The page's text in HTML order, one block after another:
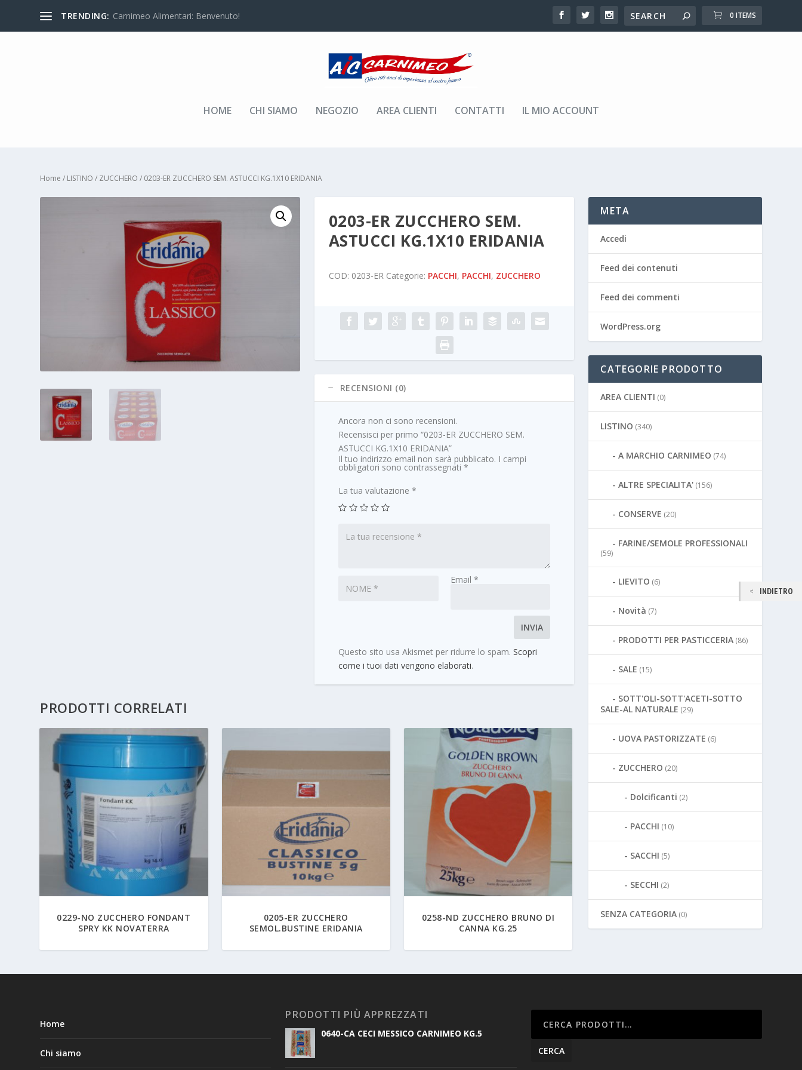
TRENDING: Carnimeo Alimentari: Benvenuto! 0 ITEMS
HOME CHI SIAMO NEGOZIO AREA CLIENTI CONTATTI IL MIO ACCOUNT
Home / LISTINO / ZUCCHERO / 0203-ER ZUCCHERO SEM. ASTUCCI KG.1X10 ERIDANIA
0203-ER ZUCCHERO SEM.
ASTUCCI KG.1X10 ERIDANIA
COD: 0203-ER Categorie: PACCHI, PACCHI, ZUCCHERO
RECENSIONI (0)
Ancora non ci sono recensioni.
Recensisci per primo “0203-ER ZUCCHERO SEM.
ASTUCCI KG.1X10 ERIDANIA”
Il tuo indirizzo email non sarà pubblicato. I campi
obbligatori sono contrassegnati *
La tua valutazione *
Email *
Questo sito usa Akismet per ridurre lo spam. Scopri
come i tuoi dati vengono elaborati.
PRODOTTI CORRELATI
0229-NO ZUCCHERO FONDANT
SPRY KK NOVATERRA
0205-ER ZUCCHERO
SEMOL.BUSTINE ERIDANIA
0258-ND ZUCCHERO BRUNO DI
CANNA KG.25
META
Accedi
Feed dei contenuti
Feed dei commenti
WordPress.org
CATEGORIE PRODOTTO
AREA CLIENTI (0)
LISTINO (340)
A MARCHIO CARNIMEO (74)
ALTRE SPECIALITA' (156)
CONSERVE (20)
FARINE/SEMOLE PROFESSIONALI
(59)
LIEVITO (6)
Novità (7)
PRODOTTI PER PASTICCERIA (86)
SALE (15)
SOTT'OLI-SOTT'ACETI-SOTTO
SALE-AL NATURALE (29)
UOVA PASTORIZZATE (6)
ZUCCHERO (20)
Dolcificanti (2)
PACCHI (10)
SACCHI (5)
SECCHI (2)
SENZA CATEGORIA (0)
Home
Chi siamo
PRODOTTI PIÙ APPREZZATI
0640-CA CECI MESSICO CARNIMEO KG.5
CERCA
INDIETRO